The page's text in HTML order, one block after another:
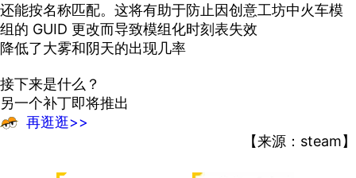
还能按名称匹配。这将有助于防止因创意工坊中火车模
组的 GUID 更改而导致模组化时刻表失效
降低了大雾和阴天的出现几率
接下来是什么？
另一个补丁即将推出
再逛逛>>
【来源：steam】